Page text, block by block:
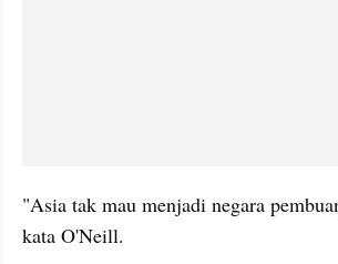
"Asia tak mau menjadi negara
kata O'Neill.